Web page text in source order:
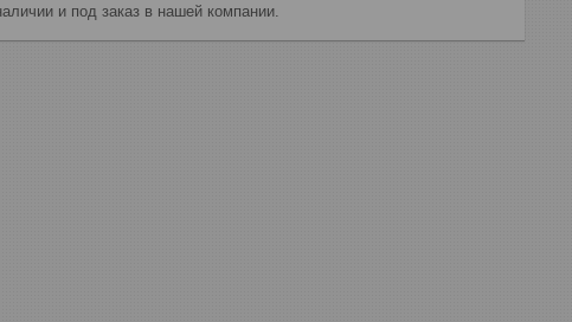
и под заказ в нашей компании.